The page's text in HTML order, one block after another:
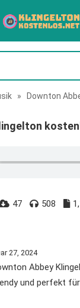
» Downton
47 508
27, 2024
Abbey
und perfekt für